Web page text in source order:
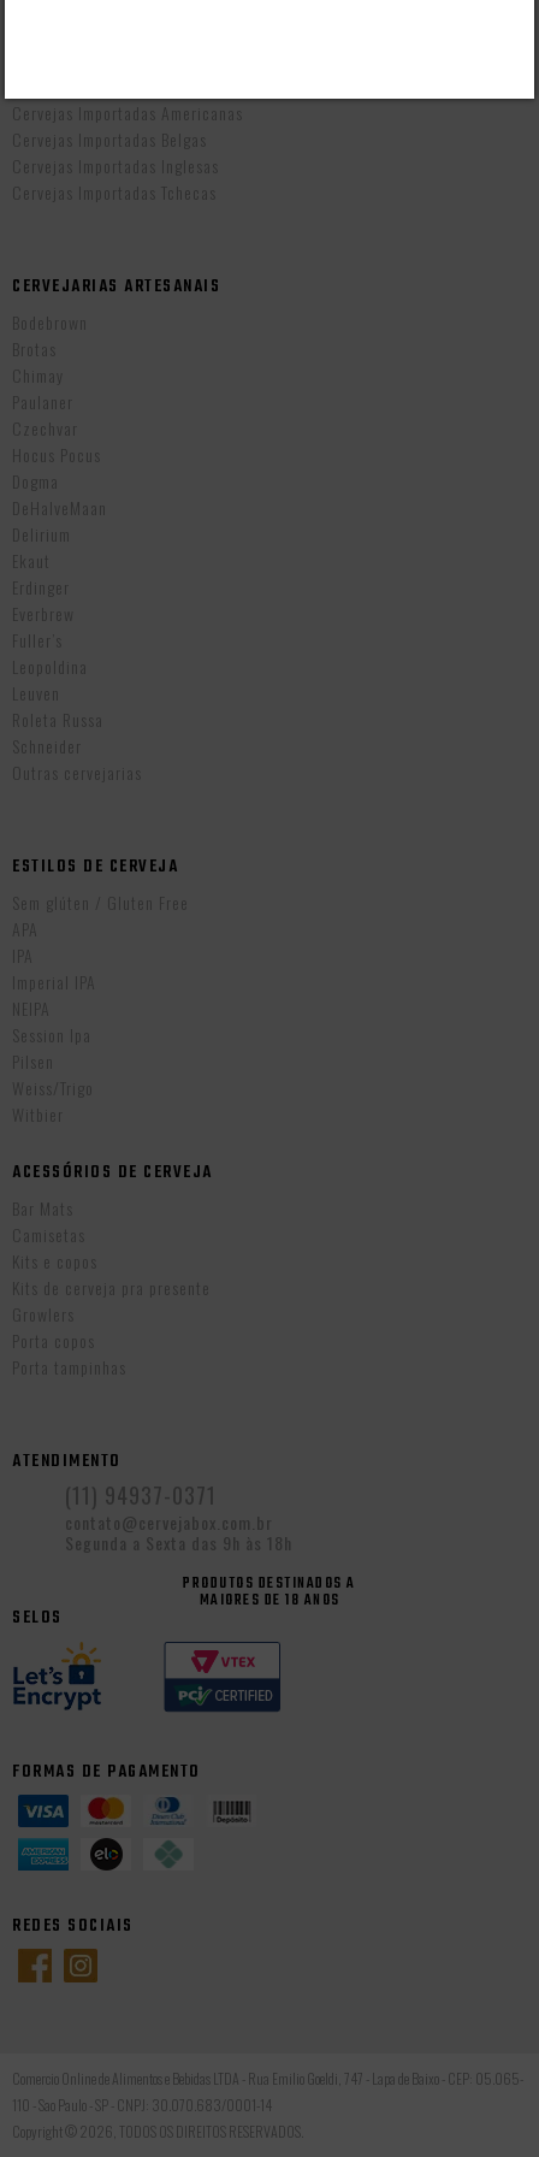
Cervejas Importadas Americanas
Cervejas Importadas Belgas
Cervejas Importadas Inglesas
Cervejas Importadas Tchecas
CERVEJARIAS ARTESANAIS
Bodebrown
Brotas
Chimay
Paulaner
Czechvar
Hocus Pocus
Dogma
DeHalveMaan
Delirium
Ekaut
Erdinger
Everbrew
Fuller’s
Leopoldina
Leuven
Roleta Russa
Schneider
Outras cervejarias
ESTILOS DE CERVEJA
Sem glúten / Gluten Free
APA
IPA
Imperial IPA
NEIPA
Session Ipa
Pilsen
Weiss/Trigo
Witbier
ACESSÓRIOS DE CERVEJA
Bar Mats
Camisetas
Kits e copos
Kits de cerveja pra presente
Growlers
Porta copos
Porta tampinhas
ATENDIMENTO
(11) 94937-0371
contato@cervejabox.com.br
Segunda a Sexta das 9h às 18h
PRODUTOS DESTINADOS A
MAIORES DE 18 ANOS
SELOS
FORMAS DE PAGAMENTO
REDES SOCIAIS
Comercio Online de Alimentos e Bebidas LTDA - Rua Emilio Goeldi, 747 - Lapa de Baixo - CEP: 05.065-
110 - Sao Paulo - SP - CNPJ: 30.070.683/0001-14
Copyright © 2026, TODOS OS DIREITOS RESERVADOS.